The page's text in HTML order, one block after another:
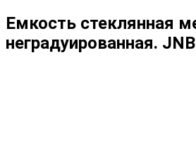
Емкость стеклянная
неградуированная.